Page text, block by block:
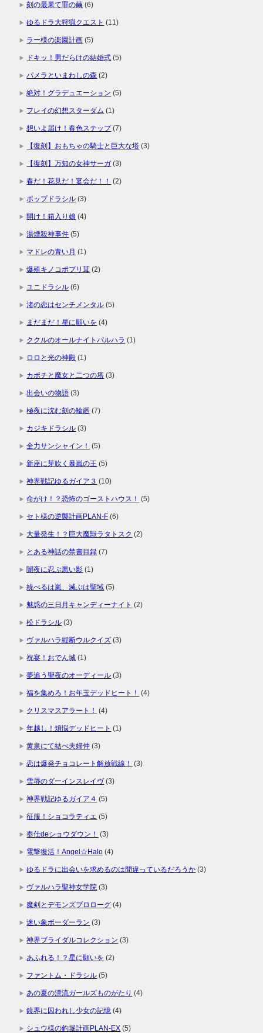
刻の最果て罪の繭 (6)
ゆるドラ大狩猟クエスト (11)
ラー様の楽園計画 (5)
ドキッ！男だらけの結婚式 (5)
パメラといまわしの森 (2)
絶対！グラデュエーション (5)
フレイの幻想スターダム (1)
想いよ届け！春色ステップ(7)
【復刻】おもちゃの騎士と巨大な塔 (3)
【復刻】万知の女神サーガ (3)
春だ！花見だ！宴会だ！！ (2)
ポップドラシル (3)
開け！箱入り娘 (4)
湯煙殺神事件 (5)
マドレの青い月 (1)
爆殖キノコポプリ茸 (2)
ユニドラシル (6)
渚の恋はセンチメンタル (5)
まだまだ！星に願いを (4)
ククルのオールナイトバルハラ (1)
ロロと光の神殿 (1)
カボチと魔女と二つの塔 (3)
出会いの物語 (3)
極夜に沈む刻の輪廻 (7)
カジキドラシル (3)
全力サンシャイン！ (5)
新座に芽吹く暴嵐の王 (5)
神界戦記ゆるガイア３ (10)
命がけ！？恐怖のゴーストハウス！ (5)
セト様の逆襲計画PLAN-F (6)
大量発生！？巨大魔獣ラタトスク (2)
とある神話の禁書目録 (7)
闇夜に忍ぶ黒い影 (1)
統べるは嵐、滅ぶは聖域 (5)
魅惑の三日月キャンディーナイト (2)
松ドラシル (3)
ヴァルハラ縦断ウルクイズ (3)
祝宴！おでん城 (1)
夢追う聖夜のオーディール (3)
福を集めろ！お年玉デッドヒート！ (4)
クリスマスアラート！ (4)
年越し！煩悩デッドヒート (1)
黄泉にて結べ夫婦仲 (3)
恋は爆発チョコレート解放戦線！ (3)
雪辱のダーインスレイヴ(3)
神界戦記ゆるガイア４ (5)
征服！ショコラティエ (5)
奉仕deショウダウン！ (3)
電撃復活！Angel☆Halo (4)
ゆるドラに出会いを求めるのは間違っているだろうか (3)
ヴァルハラ聖神女学院 (3)
魔剣とデモンズプロローグ (4)
迷い象ボーダーラン (3)
神界ブライダルコレクション (3)
あふれる！？星に願いを (2)
ファントム・ドラシル (5)
あの夏の漂流ガールズものがたり (4)
鏡界に囚われし少女の記憶 (4)
シュウ様の釣堀計画PLAN-EX (5)